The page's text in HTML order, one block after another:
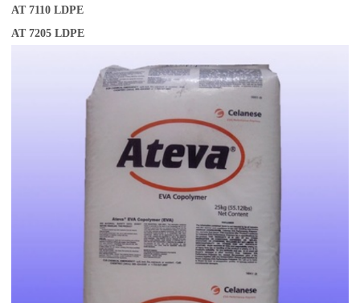
AT 7110 LDPE
AT 7205 LDPE